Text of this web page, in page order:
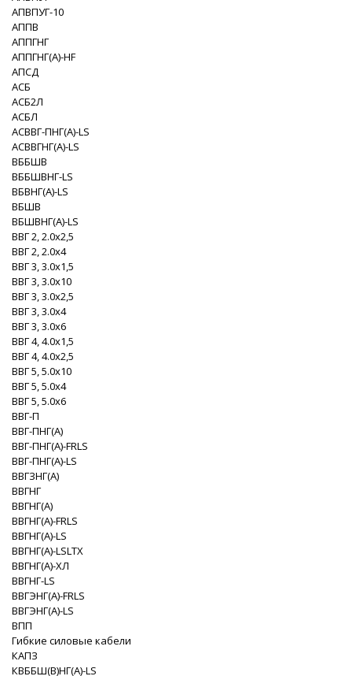
АПВПУГ-10
АППВ
АППГНГ
АППГНГ(A)-HF
АПСД
АСБ
АСБ2Л
АСБЛ
АСВВГ-ПНГ(A)-LS
АСВВГНГ(A)-LS
ВББШВ
ВББШВНГ-LS
ВБВНГ(A)-LS
ВБШВ
ВБШВНГ(A)-LS
ВВГ 2, 2.0x2,5
ВВГ 2, 2.0x4
ВВГ 3, 3.0x1,5
ВВГ 3, 3.0x10
ВВГ 3, 3.0x2,5
ВВГ 3, 3.0x4
ВВГ 3, 3.0x6
ВВГ 4, 4.0x1,5
ВВГ 4, 4.0x2,5
ВВГ 5, 5.0x10
ВВГ 5, 5.0x4
ВВГ 5, 5.0x6
ВВГ-П
ВВГ-ПНГ(A)
ВВГ-ПНГ(A)-FRLS
ВВГ-ПНГ(A)-LS
ВВГЗНГ(A)
ВВГНГ
ВВГНГ(A)
ВВГНГ(A)-FRLS
ВВГНГ(A)-LS
ВВГНГ(A)-LSLTX
ВВГНГ(A)-XЛ
ВВГНГ-LS
ВВГЭНГ(A)-FRLS
ВВГЭНГ(A)-LS
ВПП
Гибкие силовые кабели
КАПЗ
КВББШ(В)НГ(A)-LS